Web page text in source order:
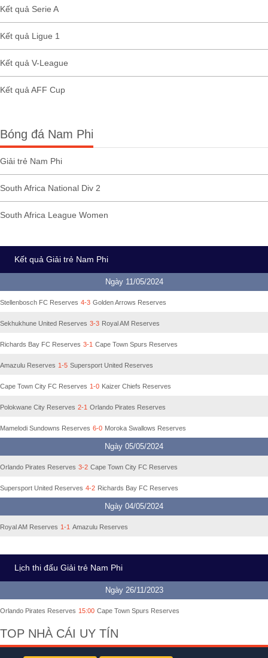
Kết quả Serie A
Kết quả Ligue 1
Kết quả V-League
Kết quả AFF Cup
Bóng đá Nam Phi
Giải trẻ Nam Phi
South Africa National Div 2
South Africa League Women
Kết quả Giải trẻ Nam Phi
Ngày 11/05/2024
Stellenbosch FC Reserves 4-3 Golden Arrows Reserves
Sekhukhune United Reserves 3-3 Royal AM Reserves
Richards Bay FC Reserves 3-1 Cape Town Spurs Reserves
Amazulu Reserves 1-5 Supersport United Reserves
Cape Town City FC Reserves 1-0 Kaizer Chiefs Reserves
Polokwane City Reserves 2-1 Orlando Pirates Reserves
Mamelodi Sundowns Reserves 6-0 Moroka Swallows Reserves
Ngày 05/05/2024
Orlando Pirates Reserves 3-2 Cape Town City FC Reserves
Supersport United Reserves 4-2 Richards Bay FC Reserves
Ngày 04/05/2024
Royal AM Reserves 1-1 Amazulu Reserves
Lịch thi đấu Giải trẻ Nam Phi
Ngày 26/11/2023
Orlando Pirates Reserves 15:00 Cape Town Spurs Reserves
TOP NHÀ CÁI UY TÍN